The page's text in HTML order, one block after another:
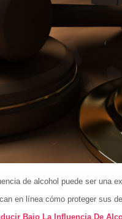
de alcohol puede ser una
en línea cómo proteger sus
Bajo La Influencia De